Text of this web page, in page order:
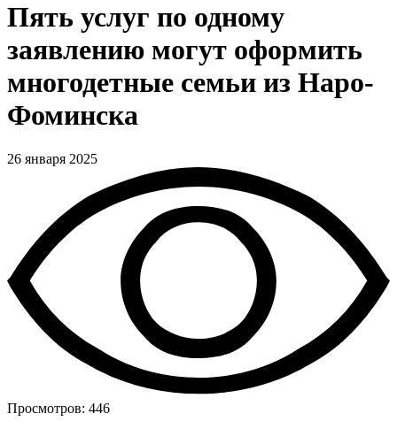
Пять услуг по одному
заявлению могут оформить
многодетные семьи из Наро-
Фоминска
26 января 2025
Просмотров: 446